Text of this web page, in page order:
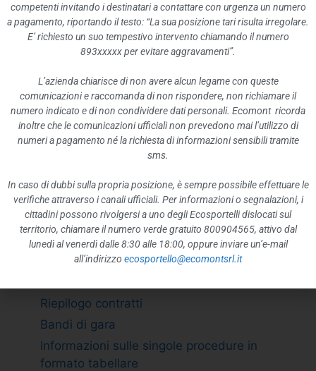
Enti pubblici vigilati
Società partecipate
Enti di diritto privato controllati
Rappresentazione grafica
ATTIVITÀ E PROCEDIMENTI
Tipologie di procedimento
Dichiarazioni sostitutive e acquisizione
Provvedimenti organi indirizzo politico
Provvedimenti dirigenti amministrativi
CONTROLLI SULLE IMPRESE
BANDI DI GARA E CONTRATTI
Riepilogo contratti
Bandi di gara
Informazioni sulle singole procedure in
formato tabellare
competenti invitando i destinatari a contattare con urgenza un numero
a pagamento, riportando il testo: “La sua posizione tari risulta irregolare.
E’ richiesto un suo tempestivo intervento chiamando il numero
893xxxxx per evitare aggravamenti”.
L’azienda chiarisce di non avere alcun legame con queste
comunicazioni e raccomanda di non rispondere, non richiamare il
numero indicato e di non condividere dati personali. Ecomont ricorda
inoltre che le comunicazioni ufficiali non prevedono mai l’utilizzo di
numeri a pagamento né la richiesta di informazioni sensibili tramite
sms.
In caso di dubbi sulla propria posizione, è sempre possibile effettuare le
verifiche attraverso i canali ufficiali. Per informazioni o segnalazioni, i
cittadini possono rivolgersi a uno degli Ecosportelli dislocati sul
territorio, chiamare il numero verde gratuito 800904565, attivo dal
lunedì al venerdì dalle 8:30 alle 18:00, oppure inviare un’e-mail
all’indirizzo ecosportello@ecomontsrl.it